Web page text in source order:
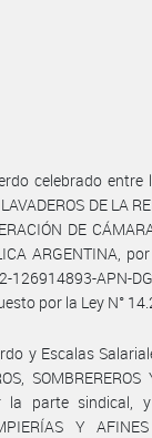
celebrado entre
DE LA
DE
ARGENTINA,
APN-
por la Ley N°
y Escalas
la parte sindical,
Y